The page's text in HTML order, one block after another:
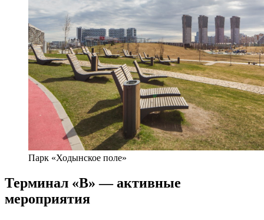
Парк «Ходынское поле»
Терминал «В» — активные
мероприятия